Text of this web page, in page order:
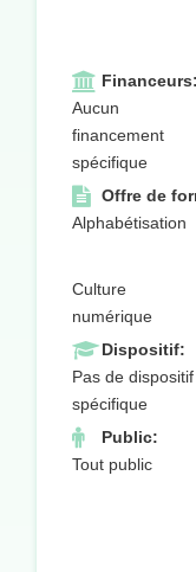
Financeurs:
Aucun
financement
spécifique
Offre de
Alphabétisation
Culture
numérique
Dispositif:
Pas de dispositif
spécifique
Public:
Tout public